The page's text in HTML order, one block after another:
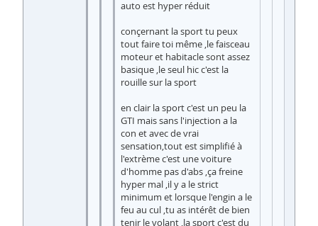
auto est hyper réduit
conçernant la sport tu peux
tout faire toi même ,le faisceau
moteur et habitacle sont assez
basique ,le seul hic c'est la
rouille sur la sport
en clair la sport c'est un peu la
GTI mais sans l'injection a la
con et avec de vrai
sensation,tout est simplifié à
l'extrème c'est une voiture
d'homme pas d'abs ,ça freine
hyper mal ,il y a le strict
minimum et lorsque l'engin a le
feu au cul ,tu as intérêt de bien
tenir le volant ,la sport c'est du